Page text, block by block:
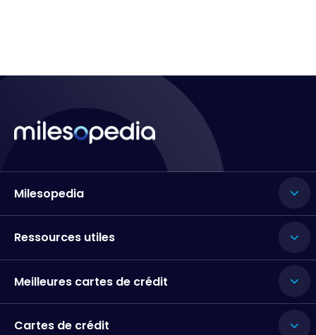
Milesopedia
Ressources utiles
Meilleures cartes de crédit
Cartes de crédit